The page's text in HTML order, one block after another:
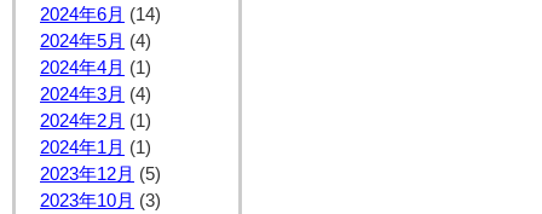
2024年6月 (14)
2024年5月 (4)
2024年4月 (1)
2024年3月 (4)
2024年2月 (1)
2024年1月 (1)
2023年12月 (5)
2023年10月 (3)